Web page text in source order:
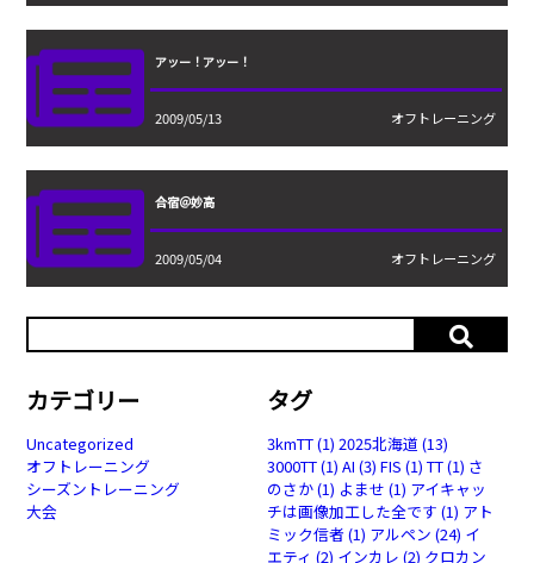
アッー！アッー！
2009/05/13 オフトレーニング
合宿＠妙高
2009/05/04 オフトレーニング
カテゴリー
Uncategorized
オフトレーニング
シーズントレーニング
大会
タグ
3kmTT(1) 2025北海道 (13)
3000TT(1) AI (3) FIS (1) TT(1) さ
のさか(1) よませ (1) アイキャッ
チは画像加工した全です (1) アト
ミック信者 (1) アルペン (24) イ
エティ (2) インカレ (2) クロカン